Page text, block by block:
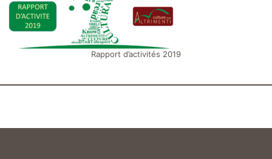
Rapport d’activités 2019